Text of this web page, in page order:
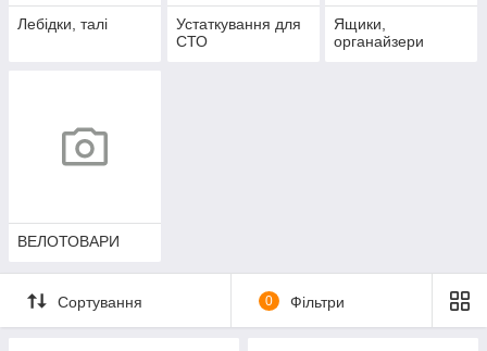
Лебідки, талі
Устаткування для
СТО
Ящики,
органайзери
ВЕЛОТОВАРИ
Сортування 0 Фільтри